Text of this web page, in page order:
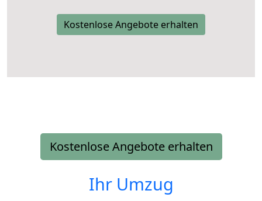
Kostenlose Angebote erhalten
Kostenlose Angebote erhalten
Ihr Umzug